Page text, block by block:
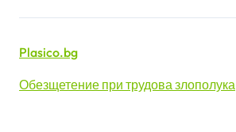
Plasico.bg
Обезщетение при трудова злополука